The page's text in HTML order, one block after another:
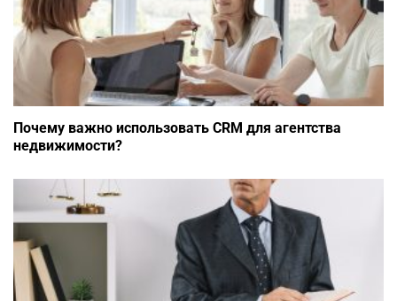
Почему важно использовать CRM для агентства
недвижимости?